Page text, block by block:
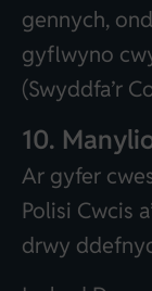
gennych,
gyflwyno
(Swyddfa’r
10.
Ar gyfer
Polisi Cwcis
drwy